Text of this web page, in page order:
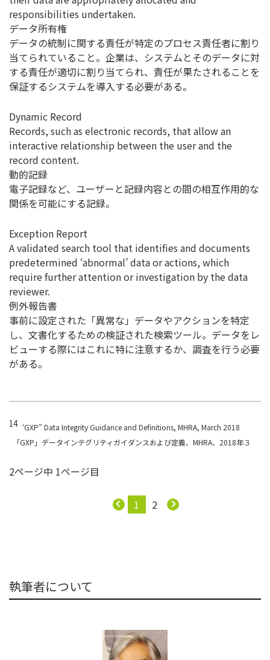
responsibilities undertaken.
データ所有権
データの統制に関する責任が特定のプロセス責任者に割り
当てられていること。企業は、システムとそのデータに対
する責任が適切に割り当てられ、責任が果たされることを
保証するシステムを導入する必要がある。
Dynamic Record
Records, such as electronic records, that allow an
interactive relationship between the user and the
record content.
動的記録
電子記録など、ユーザーと記録内容との間の相互作用的な
関係を可能にする記録。
Exception Report
A validated search tool that identifies and documents
predetermined ‘abnormal’ data or actions, which
require further attention or investigation by the data
reviewer.
例外報告書
事前に設定された「異常な」データやアクションを特定
し、文書化するための検証された検索ツール。データをレ
ビューする際にはこれに特に注意するか、調査を行う必要
がある。
14 ‘GXP” Data Integrity Guidance and Definitions, MHRA, March 2018
「GXP」データインテグリティガイダンスおよび定義、MHRA、2018年３
2ページ中 1ページ目
1 2
執筆者について